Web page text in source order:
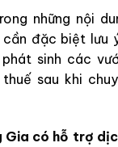
những nội
cần đặc biệt lưu
sinh các
sau khi
Gia có hỗ trợ